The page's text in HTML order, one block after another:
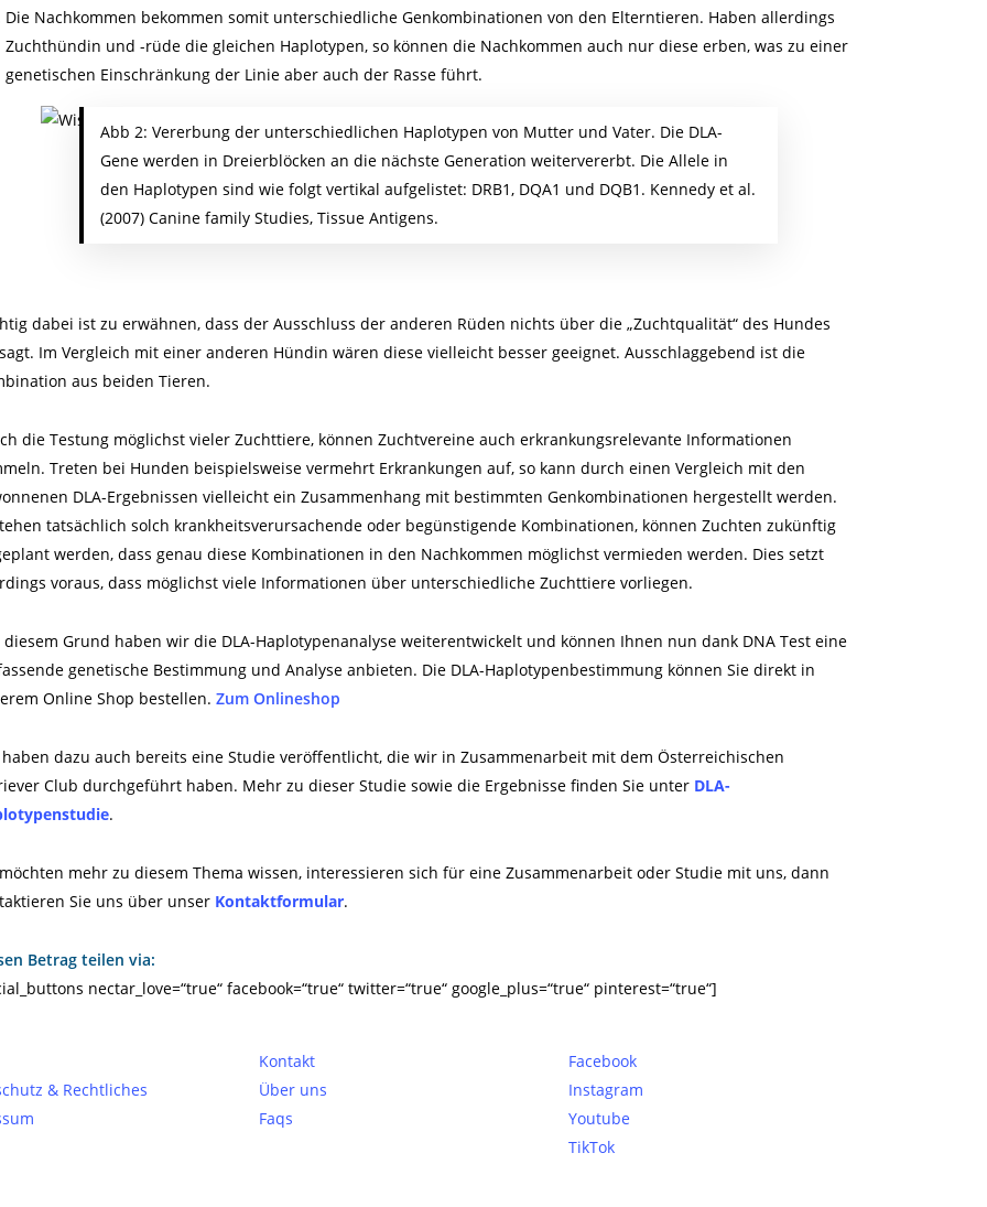
Die Nachkommen bekommen somit unterschiedliche Genkombinationen von den Elterntieren. Haben allerdings
Zuchthündin und -rüde die gleichen Haplotypen, so können die Nachkommen auch nur diese erben, was zu einer
genetischen Einschränkung der Linie aber auch der Rasse führt.
Abb 2: Vererbung der unterschiedlichen Haplotypen von Mutter und Vater. Die DLA-
Gene werden in Dreierblöcken an die nächste Generation weitervererbt. Die Allele in
den Haplotypen sind wie folgt vertikal aufgelistet: DRB1, DQA1 und DQB1. Kennedy et al.
(2007) Canine family Studies, Tissue Antigens.
dabei ist zu erwähnen, dass der Ausschluss der anderen Rüden nichts über die „Zuchtqualität“ des Hundes
Im Vergleich mit einer anderen Hündin wären diese vielleicht besser geeignet. Ausschlaggebend ist die
aus beiden Tieren.
die Testung möglichst vieler Zuchttiere, können Zuchtvereine auch erkrankungsrelevante Informationen
Treten bei Hunden beispielsweise vermehrt Erkrankungen auf, so kann durch einen Vergleich mit den
DLA-Ergebnissen vielleicht ein Zusammenhang mit bestimmten Genkombinationen hergestellt werden.
tatsächlich solch krankheitsverursachende oder begünstigende Kombinationen, können Zuchten zukünftig
werden, dass genau diese Kombinationen in den Nachkommen möglichst vermieden werden. Dies setzt
voraus, dass möglichst viele Informationen über unterschiedliche Zuchttiere vorliegen.
diesem Grund haben wir die DLA-Haplotypenanalyse weiterentwickelt und können Ihnen nun dank DNA Test eine
genetische Bestimmung und Analyse anbieten. Die DLA-Haplotypenbestimmung können Sie direkt in
Online Shop bestellen. Zum Onlineshop
dazu auch bereits eine Studie veröffentlicht, die wir in Zusammenarbeit mit dem Österreichischen
Club durchgeführt haben. Mehr zu dieser Studie sowie die Ergebnisse finden Sie unter DLA-
.
mehr zu diesem Thema wissen, interessieren sich für eine Zusammenarbeit oder Studie mit uns, dann
Sie uns über unser Kontaktformular.
Betrag teilen via:
nectar_love=“true“ facebook=“true“ twitter=“true“ google_plus=“true“ pinterest=“true“]
& Rechtliches
Kontakt
Über uns
Faqs
Facebook
Instagram
Youtube
TikTok